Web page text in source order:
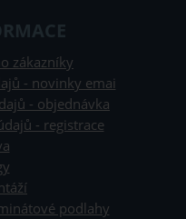
zákazníky
- novinky emai
- objednávka
- registrace
podlahy